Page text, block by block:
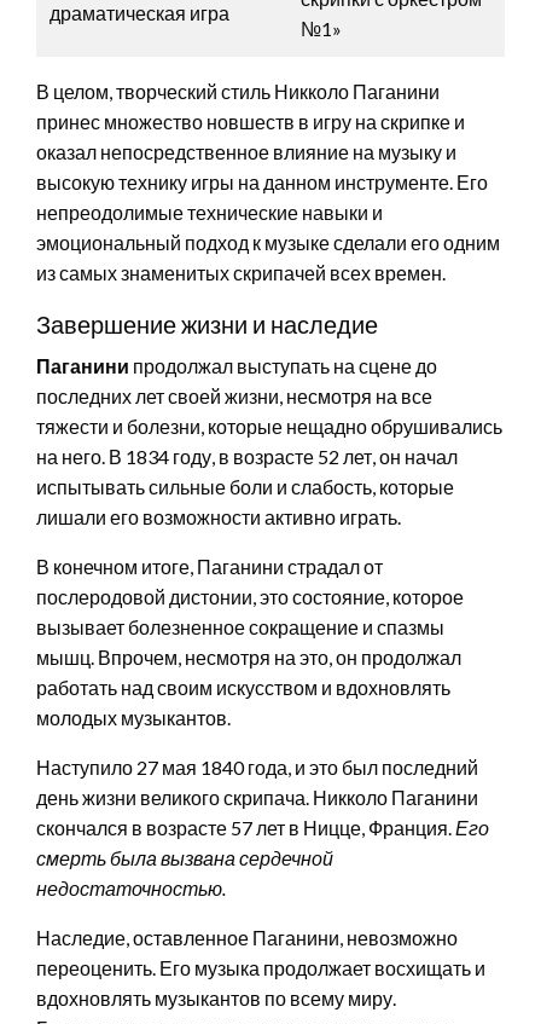
драматическая игра
№1»
В целом, творческий стиль Никколо Паганини
принес множество новшеств в игру на скрипке и
оказал непосредственное влияние на музыку и
высокую технику игры на данном инструменте. Его
непреодолимые технические навыки и
эмоциональный подход к музыке сделали его одним
из самых знаменитых скрипачей всех времен.
Завершение жизни и наследие
Паганини продолжал выступать на сцене до
последних лет своей жизни, несмотря на все
тяжести и болезни, которые нещадно обрушивались
на него. В 1834 году, в возрасте 52 лет, он начал
испытывать сильные боли и слабость, которые
лишали его возможности активно играть.
В конечном итоге, Паганини страдал от
послеродовой дистонии, это состояние, которое
вызывает болезненное сокращение и спазмы
мышц. Впрочем, несмотря на это, он продолжал
работать над своим искусством и вдохновлять
молодых музыкантов.
Наступило 27 мая 1840 года, и это был последний
день жизни великого скрипача. Никколо Паганини
скончался в возрасте 57 лет в Ницце, Франция.Его
смерть была вызвана сердечной
недостаточностью.
Наследие, оставленное Паганини, невозможно
переоценить. Его музыка продолжает восхищать и
вдохновлять музыкантов по всему миру.